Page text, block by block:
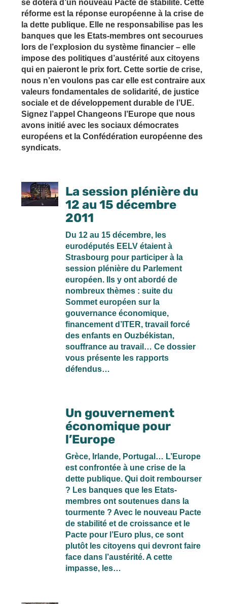
se dotera d’un nouveau Pacte de stabilité. Cette
réforme est la réponse européenne à la crise de
la dette publique. Elle ne responsabilise pas les
banques que les Etats-membres ont secourues
lors de l’explosion du système financier – elle
impose des politiques d’austérité aux citoyens
qui en paieront le prix fort. Cette sortie de crise,
nous n’en voulons pas car elle est contraire aux
valeurs fondamentales de solidarité, de justice
sociale et de développement durable de l’UE.
Signez l’appel Changeons l’Europe que nous
avons initié avec les sociaux démocrates
européens et la Confédération européenne des
syndicats.
La session plénière du
12 au 15 décembre
2011
Du 12 au 15 décembre, les
eurodéputés EELV étaient à
Strasbourg pour participer à la
session plénière du Parlement
européen. Ils y ont abordé de
nombreux thèmes : suite du
Sommet européen sur la
gouvernance économique,
financement d’ITER, travail forcé
des enfants en Ouzbékistan,
souffrance au travail… Ce dossier
vous présente les rapports
défendus…
Un gouvernement
économique pour
l’Europe
Grèce, Irlande, Portugal… L’Europe
est confrontée à une crise de la
dette publique. Qui doit rembourser
? Les banques que les Etats-
membres ont soutenues dans la
tourmente ? Avec le nouveau Pacte
de stabilité et de croissance et le
Pacte pour l’Euro plus, ce sont
plutôt les citoyens qui devront faire
face dans l’austérité. A cette
impasse, les…